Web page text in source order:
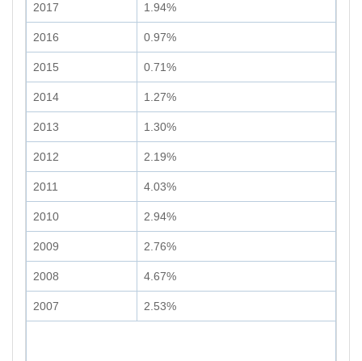
2017 1.94%
2016 0.97%
2015 0.71%
2014 1.27%
2013 1.30%
2012 2.19%
2011 4.03%
2010 2.94%
2009 2.76%
2008 4.67%
2007 2.53%